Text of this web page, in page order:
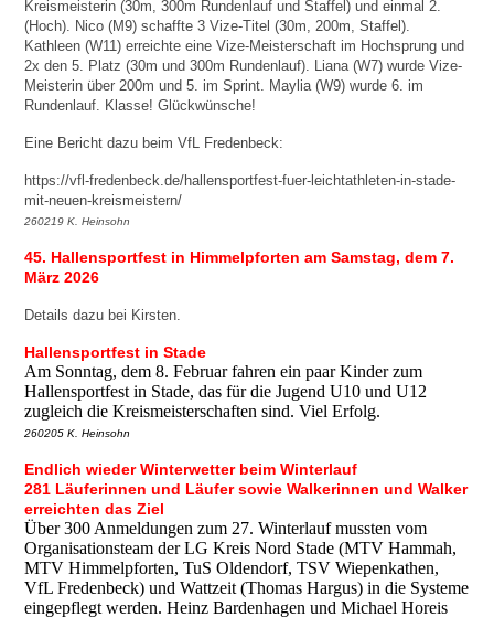
Kreismeisterin (30m, 300m Rundenlauf und Staffel) und einmal 2.
(Hoch). Nico (M9) schaffte 3 Vize-Titel (30m, 200m, Staffel).
Kathleen (W11) erreichte eine Vize-Meisterschaft im Hochsprung und
2x den 5. Platz (30m und 300m Rundenlauf). Liana (W7) wurde Vize-
Meisterin über 200m und 5. im Sprint. Maylia (W9) wurde 6. im
Rundenlauf. Klasse! Glückwünsche!
Eine Bericht dazu beim VfL Fredenbeck:
https://vfl-fredenbeck.de/hallensportfest-fuer-leichtathleten-in-stade-
mit-neuen-kreismeistern/
260219 K. Heinsohn
45. Hallensportfest in Himmelpforten am Samstag, dem 7.
März 2026
Details dazu bei Kirsten.
Hallensportfest in Stade
Am Sonntag, dem 8. Februar fahren ein paar Kinder zum
Hallensportfest in Stade, das für die Jugend U10 und U12
zugleich die Kreismeisterschaften sind. Viel Erfolg.
260205 K. Heinsohn
Endlich wieder Winterwetter beim Winterlauf
281 Läuferinnen und Läufer sowie Walkerinnen und Walker
erreichten das Ziel
Über 300 Anmeldungen zum 27. Winterlauf mussten vom
Organisationsteam der LG Kreis Nord Stade (MTV Hammah,
MTV Himmelpforten, TuS Oldendorf, TSV Wiepenkathen,
VfL Fredenbeck) und Wattzeit (Thomas Hargus) in die Systeme
eingepflegt werden. Heinz Bardenhagen und Michael Horeis